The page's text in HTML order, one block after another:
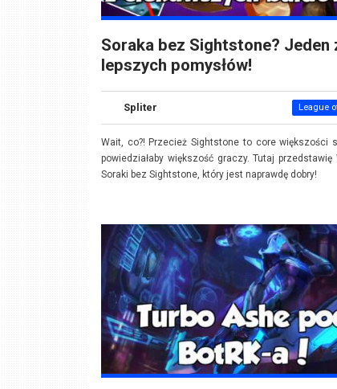
Soraka bez Sightstone? Jeden
lepszych pomysłów!
Spliter League
Wait, co?! Przecież Sightstone to core większości
powiedziałaby większość graczy. Tutaj przedstawię
Soraki bez Sightstone, który jest naprawdę dobry!